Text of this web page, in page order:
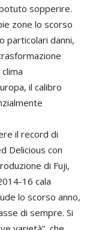
sopperire.
zone lo scorso
particolari danni,
il calibro
il record di
Delicious con
di Fuji,
16 cala
lo scorso anno,
di sempre. Si